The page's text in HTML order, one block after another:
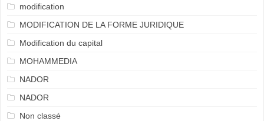
modification
MODIFICATION DE LA FORME JURIDIQUE
Modification du capital
MOHAMMEDIA
NADOR
NADOR
Non classé